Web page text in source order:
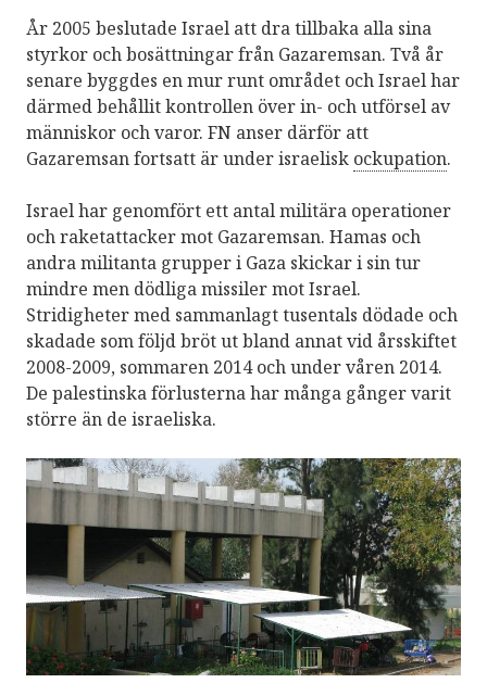
År 2005 beslutade Israel att dra tillbaka alla sina
styrkor och bosättningar från Gazaremsan. Två år
senare byggdes en mur runt området och Israel har
därmed behållit kontrollen över in- och utförsel av
människor och varor. FN anser därför att
Gazaremsan fortsatt är under israelisk ockupation.
Israel har genomfört ett antal militära operationer
och raketattacker mot Gazaremsan. Hamas och
andra militanta grupper i Gaza skickar i sin tur
mindre men dödliga missiler mot Israel.
Stridigheter med sammanlagt tusentals dödade och
skadade som följd bröt ut bland annat vid årsskiftet
2008-2009, sommaren 2014 och under våren 2014.
De palestinska förlusterna har många gånger varit
större än de israeliska.